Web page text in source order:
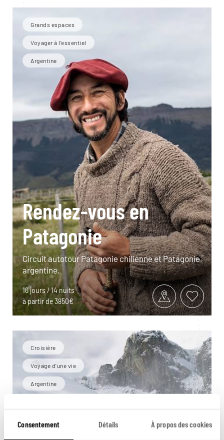
Consentement Détails À propos des cookies
Grands espaces
Voyager à l’essentiel
Argentine
Rendez-vous en
Patagonie
Circuit autotour Patagonie chilienne et Patagonie
argentine.
16 jours / 14 nuits
à partir de 3850€
Croisière
Voyage d'une vie
Argentine